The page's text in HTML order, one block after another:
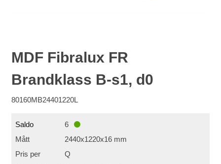
MDF Fibralux FR
Brandklass B-s1, d0
80160MB24401220L
Saldo
6
Mått
2440x1220x16 mm
Pris per
Q